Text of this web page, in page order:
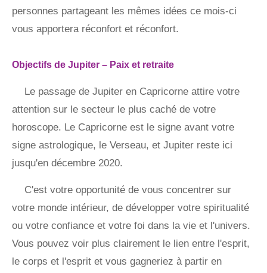
personnes partageant les mêmes idées ce mois-ci
vous apportera réconfort et réconfort.
Objectifs de Jupiter – Paix et retraite
Le passage de Jupiter en Capricorne attire votre
attention sur le secteur le plus caché de votre
horoscope. Le Capricorne est le signe avant votre
signe astrologique, le Verseau, et Jupiter reste ici
jusqu'en décembre 2020.
C'est votre opportunité de vous concentrer sur
votre monde intérieur, de développer votre spiritualité
ou votre confiance et votre foi dans la vie et l'univers.
Vous pouvez voir plus clairement le lien entre l'esprit,
le corps et l'esprit et vous gagneriez à partir en